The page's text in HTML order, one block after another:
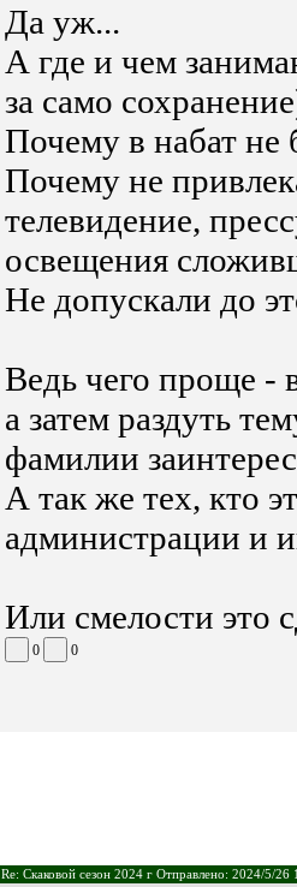
Да уж...
А где и чем
за само
Почему в набат не
Почему не
телевидение,
освещения
Не допускали до
Ведь чего проще -
а затем раздуть
фамилии
А так же тех, кто
администрации и
Или смелости это
0 0
Re: Скаковой сезон 2024 г Отправлено: 2024/5/26